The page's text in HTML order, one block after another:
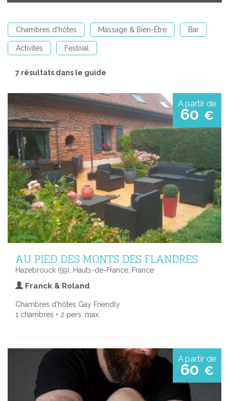
Chambres d'hôtes Massage & Bien-Être Bar
Activités Festival
7 résultats dans le guide
A partir de
60 €
AU PIED DES MONTS DES FLANDRES
Hazebrouck (59), Hauts-de-France, France
Franck & Roland
Chambres d'hôtes Gay Friendly
1 chambres • 2 pers. max.
A partir de
60 €